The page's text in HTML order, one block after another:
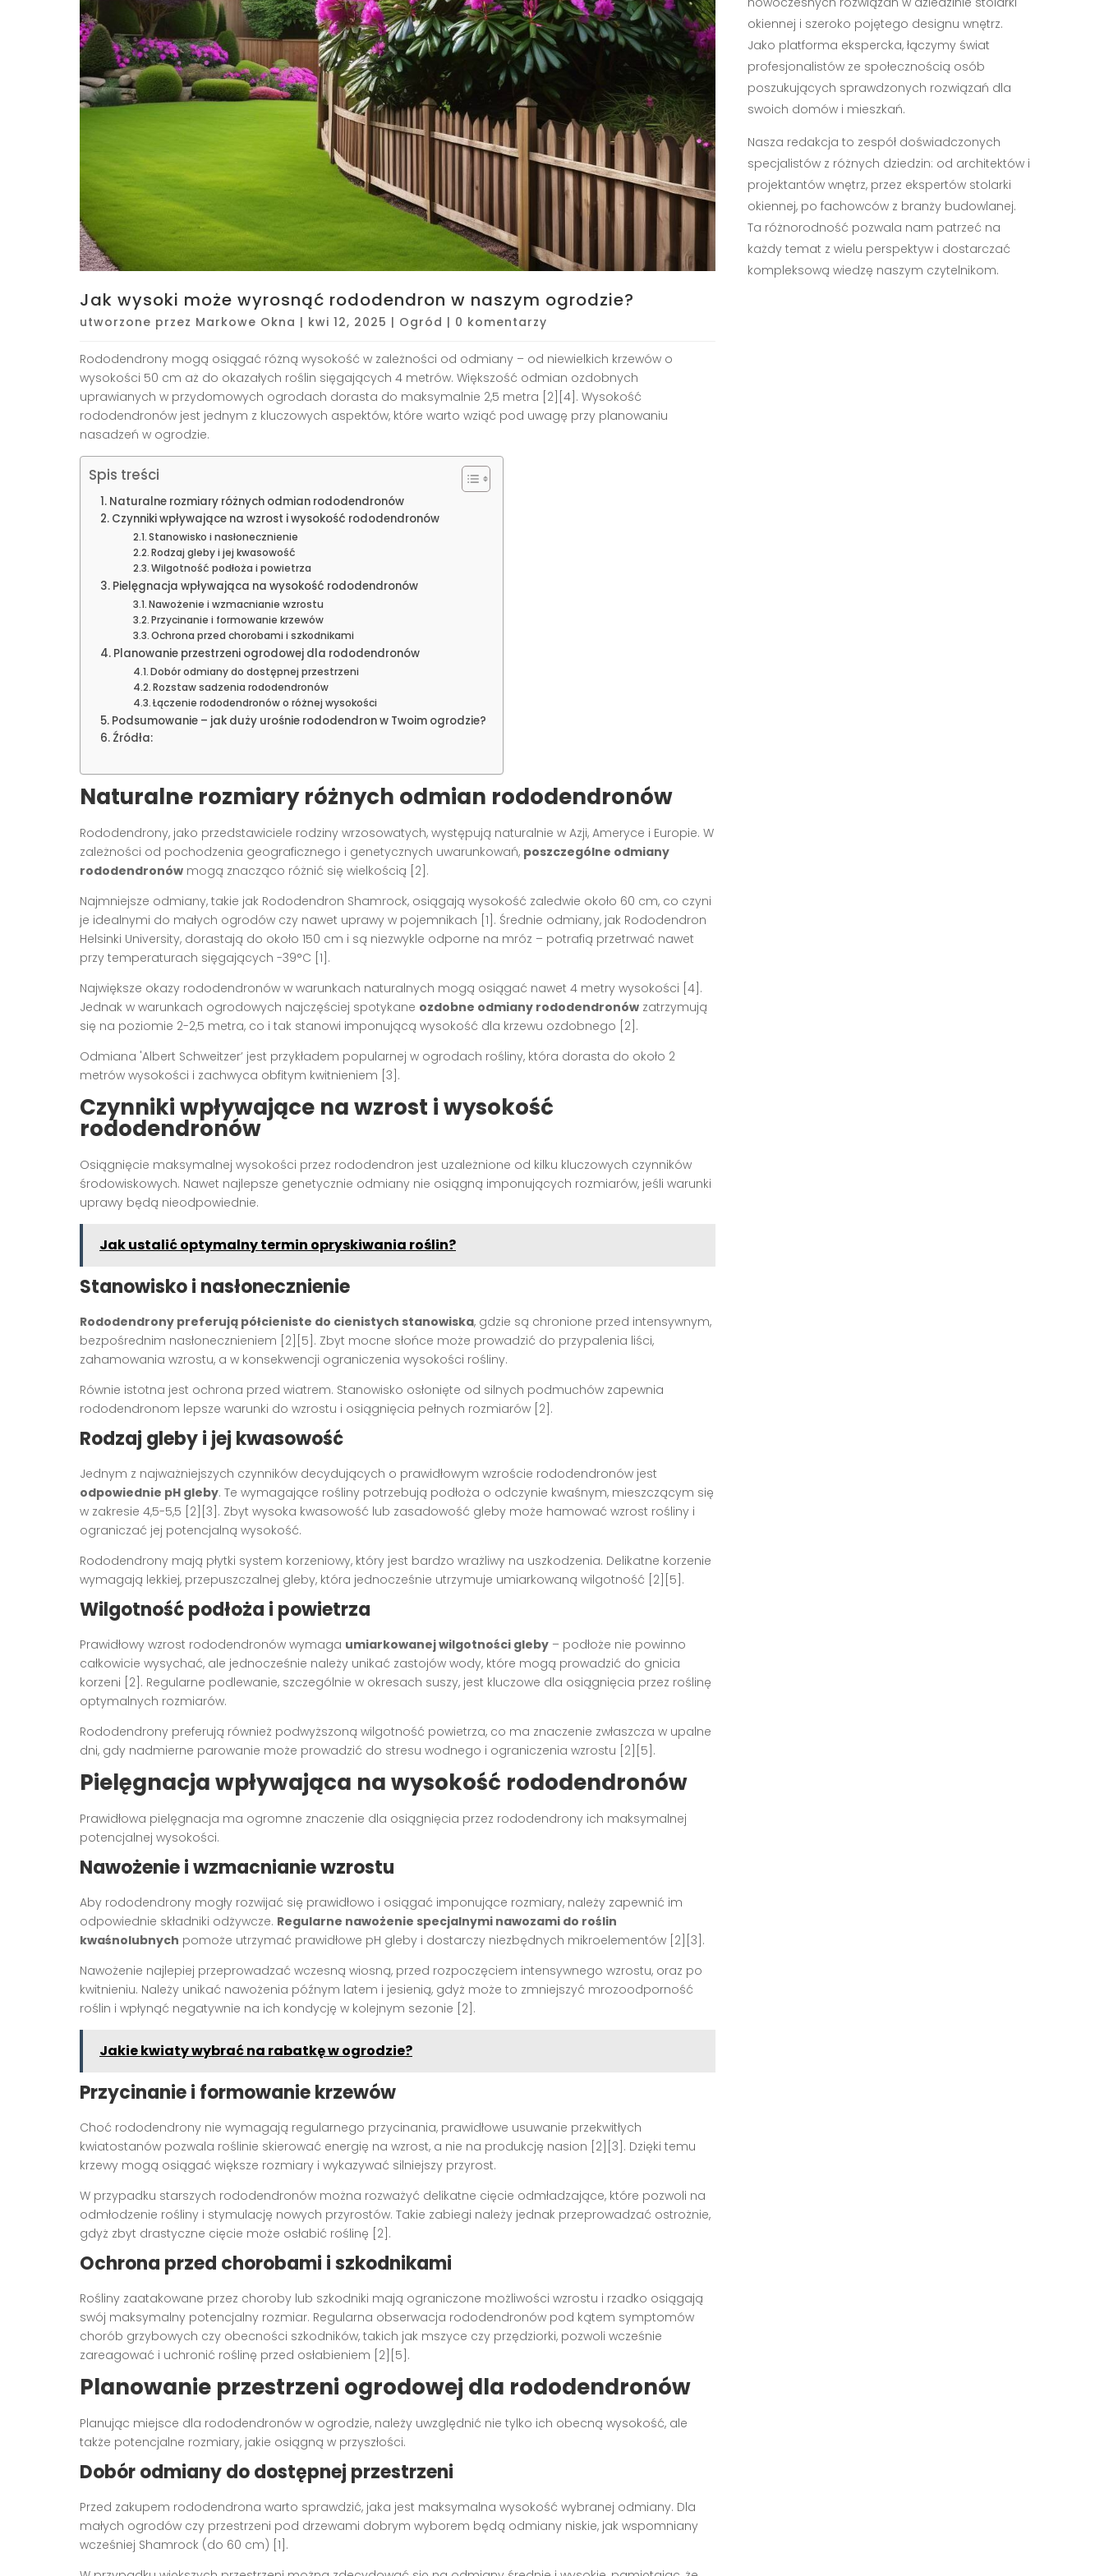
Jak wysoki może wyrosnąć rododendron w naszym ogrodzie?
utworzone przez Markowe Okna | kwi 12, 2025 | Ogród | 0 komentarzy
Rododendrony mogą osiągać różną wysokość w zależności od odmiany – od niewielkich krzewów o
wysokości 50 cm aż do okazałych roślin sięgających 4 metrów. Większość odmian ozdobnych
uprawianych w przydomowych ogrodach dorasta do maksymalnie 2,5 metra [2][4]. Wysokość
rododendronów jest jednym z kluczowych aspektów, które warto wziąć pod uwagę przy planowaniu
nasadzeń w ogrodzie.
Spis treści
Naturalne rozmiary różnych odmian rododendronów
Czynniki wpływające na wzrost i wysokość rododendronów
Stanowisko i nasłonecznienie
Rodzaj gleby i jej kwasowość
Wilgotność podłoża i powietrza
Pielęgnacja wpływająca na wysokość rododendronów
Nawożenie i wzmacnianie wzrostu
Przycinanie i formowanie krzewów
Ochrona przed chorobami i szkodnikami
Planowanie przestrzeni ogrodowej dla rododendronów
Dobór odmiany do dostępnej przestrzeni
Rozstaw sadzenia rododendronów
Łączenie rododendronów o różnej wysokości
Podsumowanie – jak duży urośnie rododendron w Twoim ogrodzie?
Źródła:
Naturalne rozmiary różnych odmian rododendronów
Rododendrony, jako przedstawiciele rodziny wrzosowatych, występują naturalnie w Azji, Ameryce i Europie. W
zależności od pochodzenia geograficznego i genetycznych uwarunkowań, poszczególne odmiany
rododendronów mogą znacząco różnić się wielkością [2].
Najmniejsze odmiany, takie jak Rododendron Shamrock, osiągają wysokość zaledwie około 60 cm, co czyni
je idealnymi do małych ogrodów czy nawet uprawy w pojemnikach [1]. Średnie odmiany, jak Rododendron
Helsinki University, dorastają do około 150 cm i są niezwykle odporne na mróz – potrafią przetrwać nawet
przy temperaturach sięgających -39°C [1].
Największe okazy rododendronów w warunkach naturalnych mogą osiągać nawet 4 metry wysokości [4].
Jednak w warunkach ogrodowych najczęściej spotykane ozdobne odmiany rododendronów zatrzymują
się na poziomie 2-2,5 metra, co i tak stanowi imponującą wysokość dla krzewu ozdobnego [2].
Odmiana 'Albert Schweitzer’ jest przykładem popularnej w ogrodach rośliny, która dorasta do około 2
metrów wysokości i zachwyca obfitym kwitnieniem [3].
Czynniki wpływające na wzrost i wysokość
rododendronów
Osiągnięcie maksymalnej wysokości przez rododendron jest uzależnione od kilku kluczowych czynników
środowiskowych. Nawet najlepsze genetycznie odmiany nie osiągną imponujących rozmiarów, jeśli warunki
uprawy będą nieodpowiednie.
Jak ustalić optymalny termin opryskiwania roślin?
Stanowisko i nasłonecznienie
Rododendrony preferują półcieniste do cienistych stanowiska, gdzie są chronione przed intensywnym,
bezpośrednim nasłonecznieniem [2][5]. Zbyt mocne słońce może prowadzić do przypalenia liści,
zahamowania wzrostu, a w konsekwencji ograniczenia wysokości rośliny.
Równie istotna jest ochrona przed wiatrem. Stanowisko osłonięte od silnych podmuchów zapewnia
rododendronom lepsze warunki do wzrostu i osiągnięcia pełnych rozmiarów [2].
Rodzaj gleby i jej kwasowość
Jednym z najważniejszych czynników decydujących o prawidłowym wzroście rododendronów jest
odpowiednie pH gleby. Te wymagające rośliny potrzebują podłoża o odczynie kwaśnym, mieszczącym się
w zakresie 4,5-5,5 [2][3]. Zbyt wysoka kwasowość lub zasadowość gleby może hamować wzrost rośliny i
ograniczać jej potencjalną wysokość.
Rododendrony mają płytki system korzeniowy, który jest bardzo wrażliwy na uszkodzenia. Delikatne korzenie
wymagają lekkiej, przepuszczalnej gleby, która jednocześnie utrzymuje umiarkowaną wilgotność [2][5].
Wilgotność podłoża i powietrza
Prawidłowy wzrost rododendronów wymaga umiarkowanej wilgotności gleby – podłoże nie powinno
całkowicie wysychać, ale jednocześnie należy unikać zastojów wody, które mogą prowadzić do gnicia
korzeni [2]. Regularne podlewanie, szczególnie w okresach suszy, jest kluczowe dla osiągnięcia przez roślinę
optymalnych rozmiarów.
Rododendrony preferują również podwyższoną wilgotność powietrza, co ma znaczenie zwłaszcza w upalne
dni, gdy nadmierne parowanie może prowadzić do stresu wodnego i ograniczenia wzrostu [2][5].
Pielęgnacja wpływająca na wysokość rododendronów
Prawidłowa pielęgnacja ma ogromne znaczenie dla osiągnięcia przez rododendrony ich maksymalnej
potencjalnej wysokości.
Nawożenie i wzmacnianie wzrostu
Aby rododendrony mogły rozwijać się prawidłowo i osiągać imponujące rozmiary, należy zapewnić im
odpowiednie składniki odżywcze. Regularne nawożenie specjalnymi nawozami do roślin
kwaśnolubnych pomoże utrzymać prawidłowe pH gleby i dostarczy niezbędnych mikroelementów [2][3].
Nawożenie najlepiej przeprowadzać wczesną wiosną, przed rozpoczęciem intensywnego wzrostu, oraz po
kwitnieniu. Należy unikać nawożenia późnym latem i jesienią, gdyż może to zmniejszyć mrozoodporność
roślin i wpłynąć negatywnie na ich kondycję w kolejnym sezonie [2].
Jakie kwiaty wybrać na rabatkę w ogrodzie?
Przycinanie i formowanie krzewów
Choć rododendrony nie wymagają regularnego przycinania, prawidłowe usuwanie przekwitłych
kwiatostanów pozwala roślinie skierować energię na wzrost, a nie na produkcję nasion [2][3]. Dzięki temu
krzewy mogą osiągać większe rozmiary i wykazywać silniejszy przyrost.
W przypadku starszych rododendronów można rozważyć delikatne cięcie odmładzające, które pozwoli na
odmłodzenie rośliny i stymulację nowych przyrostów. Takie zabiegi należy jednak przeprowadzać ostrożnie,
gdyż zbyt drastyczne cięcie może osłabić roślinę [2].
Ochrona przed chorobami i szkodnikami
Rośliny zaatakowane przez choroby lub szkodniki mają ograniczone możliwości wzrostu i rzadko osiągają
swój maksymalny potencjalny rozmiar. Regularna obserwacja rododendronów pod kątem symptomów
chorób grzybowych czy obecności szkodników, takich jak mszyce czy przędziorki, pozwoli wcześnie
zareagować i uchronić roślinę przed osłabieniem [2][5].
Planowanie przestrzeni ogrodowej dla rododendronów
Planując miejsce dla rododendronów w ogrodzie, należy uwzględnić nie tylko ich obecną wysokość, ale
także potencjalne rozmiary, jakie osiągną w przyszłości.
Dobór odmiany do dostępnej przestrzeni
Przed zakupem rododendrona warto sprawdzić, jaka jest maksymalna wysokość wybranej odmiany. Dla
małych ogrodów czy przestrzeni pod drzewami dobrym wyborem będą odmiany niskie, jak wspomniany
wcześniej Shamrock (do 60 cm) [1].
okiennej i szeroko pojętego designu wnętrz.
Jako platforma ekspercka, łączymy świat
profesjonalistów ze społecznością osób
poszukujących sprawdzonych rozwiązań dla
swoich domów i mieszkań.
Nasza redakcja to zespół doświadczonych
specjalistów z różnych dziedzin: od architektów i
projektantów wnętrz, przez ekspertów stolarki
okiennej, po fachowców z branży budowlanej.
Ta różnorodność pozwala nam patrzeć na
każdy temat z wielu perspektyw i dostarczać
kompleksową wiedzę naszym czytelnikom.